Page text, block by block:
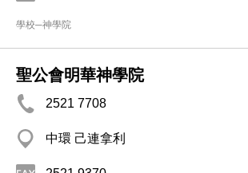
學校─神學院
聖公會明華神學院
2521 7708
中環 己連拿利